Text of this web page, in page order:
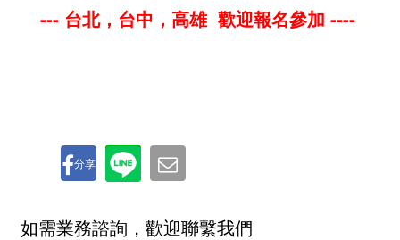
--- 台北，台中，高雄 歡迎報名參加 ----
分享
如需業務諮詢，歡迎聯繫我們